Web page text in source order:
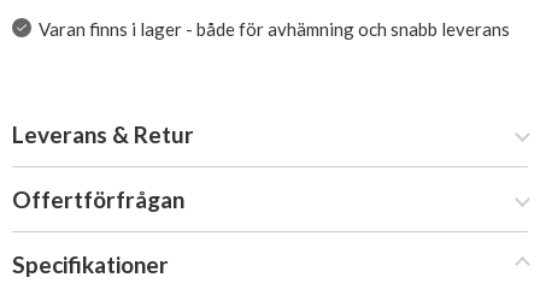
Varan finns i lager - både för avhämning och snabb leverans
Leverans & Retur
Offertförfrågan
Specifikationer